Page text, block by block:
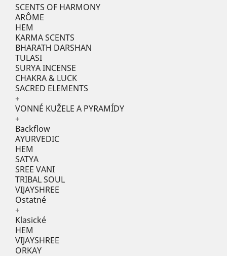
SCENTS OF HARMONY
ARÔME
HEM
KARMA SCENTS
BHARATH DARSHAN
TULASI
SURYA INCENSE
CHAKRA & LUCK
SACRED ELEMENTS
+
VONNÉ KUŽELE A PYRAMÍDY
+
Backflow
AYURVEDIC
HEM
SATYA
SREE VANI
TRIBAL SOUL
VIJAYSHREE
Ostatné
+
Klasické
HEM
VIJAYSHREE
ORKAY